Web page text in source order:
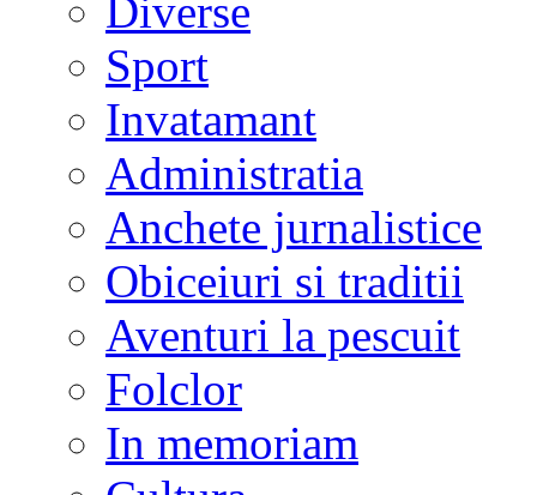
Diverse
Sport
Invatamant
Administratia
Anchete jurnalistice
Obiceiuri si traditii
Aventuri la pescuit
Folclor
In memoriam